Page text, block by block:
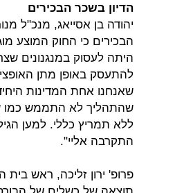
הדיון בשכר הבכירים
יהודה בן אסייאג, מנכ"ל
הבכירים כי החוק המוצע
היתה לעסוק במנגנונים
להתעסק באופן מתן
שאנחנו אחת המדינות
שהתהליך לא התממש כמו
ללא תמריץ כללי. למען
התקרבה אליי".
פרופ' ירון זליכה, ראש